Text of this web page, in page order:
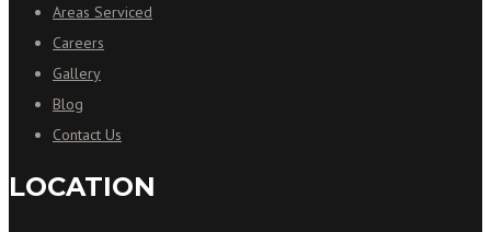
Areas Serviced
Careers
Gallery
Blog
Contact Us
LOCATION